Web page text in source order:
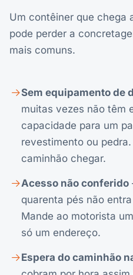
Um contêiner que chega
pode perder a
mais comuns.
Sem equipamento de
muitas vezes não têm
capacidade para um
revestimento ou
caminhão chegar.
Acesso não conferido
quarenta pés não
Mande ao motorista
só um endereço.
Espera do caminhão